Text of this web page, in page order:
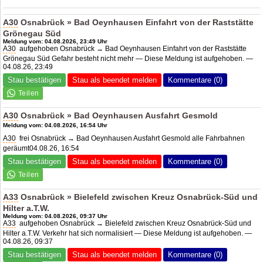
A30 Osnabrück » Bad Oeynhausen Einfahrt von der Raststätte
Grönegau Süd
Meldung vom: 04.08.2026, 23:49 Uhr
A30 aufgehoben Osnabrück → Bad Oeynhausen Einfahrt von der Raststätte
Grönegau Süd Gefahr besteht nicht mehr — Diese Meldung ist aufgehoben. —
04.08.26, 23:49
Stau bestätigen Stau als beendet melden Kommentare (0)
A30 Osnabrück » Bad Oeynhausen Ausfahrt Gesmold
Meldung vom: 04.08.2026, 16:54 Uhr
A30 frei Osnabrück → Bad Oeynhausen Ausfahrt Gesmold alle Fahrbahnen
geräumt04.08.26, 16:54
Stau bestätigen Stau als beendet melden Kommentare (0)
A33 Osnabrück » Bielefeld zwischen Kreuz Osnabrück-Süd und
Hilter a.T.W.
Meldung vom: 04.08.2026, 09:37 Uhr
A33 aufgehoben Osnabrück → Bielefeld zwischen Kreuz Osnabrück-Süd und
Hilter a.T.W. Verkehr hat sich normalisiert — Diese Meldung ist aufgehoben. —
04.08.26, 09:37
Stau bestätigen Stau als beendet melden Kommentare (0)